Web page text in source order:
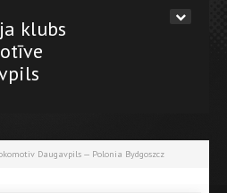
klubs
Daugavpils — Polonia Bydgoszcz